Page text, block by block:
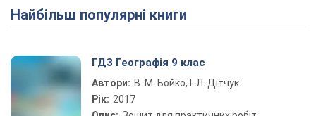
Найбільш популярні книги
ГДЗ Географія 9 клас
Автори: В. М. Бойко, І. Л. Дітчук
Рік: 2017